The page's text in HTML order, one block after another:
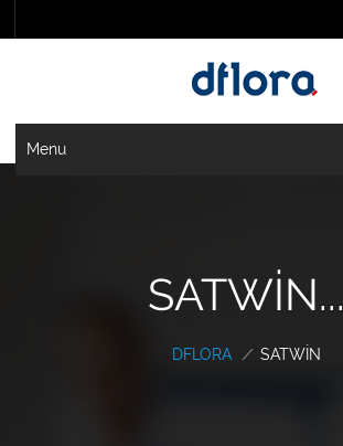
Menu
SATWIN...
DFLORA / SATWIN